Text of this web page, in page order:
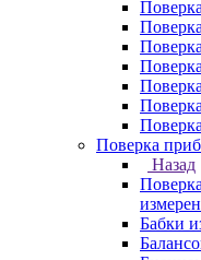
Поверка
Назад
Бабки